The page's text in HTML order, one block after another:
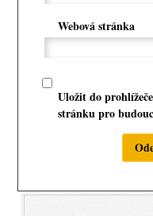
Webová stránka
Uložit do
stránku pro